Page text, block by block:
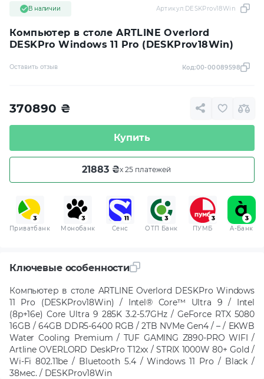
Компьютер в столе ARTLINE Overlord
DESKPro Windows 11 Pro (DESKProv18Win)
В наличии Артикул:DESKProv18Win
Оставить отзыв Код:00-00089598
370890 ₴
Купить
21883 ₴x 25 платежей
Приватбанк Монобанк Сенс ОТП Банк ПУМБ A-Банк
Ключевые особенности
Компьютер в столе ARTLINE Overlord DESKPro Windows
11 Pro (DESKProv18Win) / Intel® Core™ Ultra 9 / Intel
(8p+16e) Core Ultra 9 285K 3.2-5.7GHz / GeForce RTX 5080
16GB / 64GB DDR5-6400 RGB / 2TB NVMe Gen4 / – / EKWB
Water Cooling Premium / TUF GAMING Z890-PRO WIFI /
Artline OVERLORD DeskPro T12xx / STRIX 1000W 80+ Gold /
Wi-Fi 802.11be / Bluetooth 5.4 / Windows 11 Pro / Black /
38мес. / DESKProv18Win